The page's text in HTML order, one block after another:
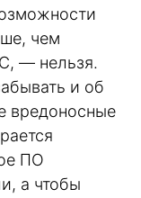
чем
— нельзя.
и об
вредоносные
ПО
а чтобы